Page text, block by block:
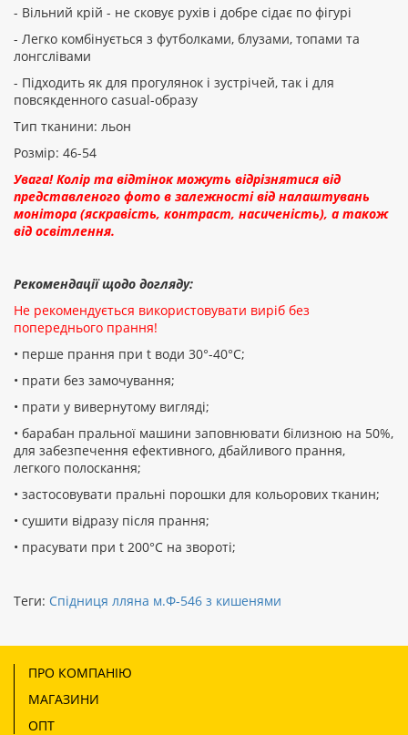
- Вільний крій - не сковує рухів і добре сідає по фігурі
- Легко комбінується з футболками, блузами, топами та
лонгслівами
- Підходить як для прогулянок і зустрічей, так і для
повсякденного casual-образу
Тип тканини: льон
Розмір: 46-54
Увага! Колір та відтінок можуть відрізнятися від
представленого фото в залежності від налаштувань
монітора (яскравість, контраст, насиченість), а також
від освітлення.
Рекомендації щодо догляду:
Не рекомендується використовувати виріб без
попереднього прання!
• перше прання при t води 30°-40°C;
• прати без замочування;
• прати у вивернутому вигляді;
• барабан пральної машини заповнювати білизною на 50%,
для забезпечення ефективного, дбайливого прання,
легкого полоскання;
• застосовувати пральні порошки для кольорових тканин;
• сушити відразу після прання;
• прасувати при t 200°С на звороті;
Теги: Спідниця лляна м.Ф-546 з кишенями
ПРО КОМПАНІЮ
МАГАЗИНИ
ОПТ